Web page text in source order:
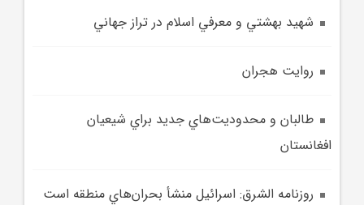
شهيد بهشتي و معرفي اسلام در تراز جهاني
روايت هجران
طالبان و محدوديت‌هاي جديد براي شيعيان
افغانستان
روزنامه الشرق: اسرائيل منشأ بحران‌هاي منطقه است